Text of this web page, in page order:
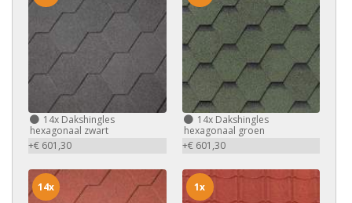
14x Dakshingles
hexagonaal zwart
+€ 601,30
14xDakshingles
hexagonaal groen
+€ 601,30
14x 1x